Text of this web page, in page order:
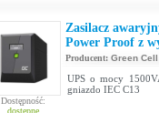
Dostępność:
dostępne
Zasilacz
Power Proof z
Producent: Green Cell
UPS o mocy
gniazdo IEC C13